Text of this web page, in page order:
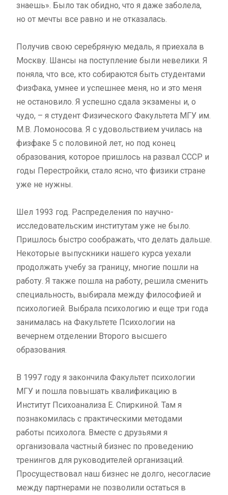
знаешь». Было так обидно, что я даже заболела,
но от мечты все равно и не отказалась.
Получив свою серебряную медаль, я приехала в
Москву. Шансы на поступление были невелики. Я
поняла, что все, кто собираются быть студентами
ФизФака, умнее и успешнее меня, но и это меня
не остановило. Я успешно сдала экзамены и, о
чудо, – я студент Физического Факультета МГУ им.
М.В. Ломоносова. Я с удовольствием училась на
физфаке 5 с половиной лет, но под конец
образования, которое пришлось на развал СССР и
годы Перестройки, стало ясно, что физики стране
уже не нужны.
Шел 1993 год. Распределения по научно-
исследовательским институтам уже не было.
Пришлось быстро соображать, что делать дальше.
Некоторые выпускники нашего курса уехали
продолжать учебу за границу, многие пошли на
работу. Я также пошла на работу, решила сменить
специальность, выбирала между философией и
психологией. Выбрала психологию и еще три года
занималась на Факультете Психологии на
вечернем отделении Второго высшего
образования.
В 1997 году я закончила Факультет психологии
МГУ и пошла повышать квалификацию в
Институт Психоанализа Е. Спиркиной. Там я
познакомилась с практическими методами
работы психолога. Вместе с друзьями я
организовала частный бизнес по проведению
тренингов для руководителей организаций.
Просуществовал наш бизнес не долго, несогласие
между партнерами не позволили остаться в